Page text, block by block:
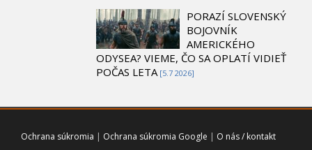
PORAZÍ SLOVENSKÝ
BOJOVNÍK
AMERICKÉHO
ODYSEA? VIEME, ČO SA OPLATÍ VIDIEŤ
POČAS LETA [5.7 2026]
Ochrana súkromia | Ochrana súkromia Google | O nás / kontakt